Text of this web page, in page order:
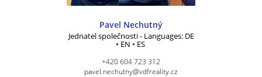
Pavel Nechutný
Jednatel společnosti - Languages: DE
• EN • ES
+420 604 723 312
pavel.nechutny@vdfreality.cz